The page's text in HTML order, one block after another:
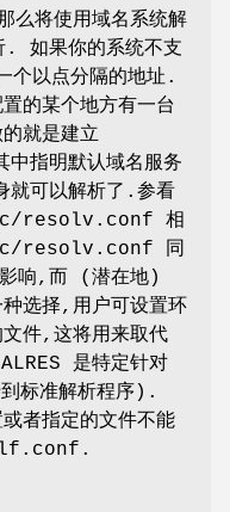
么将使用域名系统解
如果你的系统不支
个以点分隔的地址.
的某个地方有一台
就是建立
中指明默认域名服务
就可以解析了.参看
resolv.conf 相
resolv.conf 同
影响,而 (潜在地)
选择,用户可设置环
件,这将用来取代
是特定针对
标准解析程序).
者指定的文件不能
.